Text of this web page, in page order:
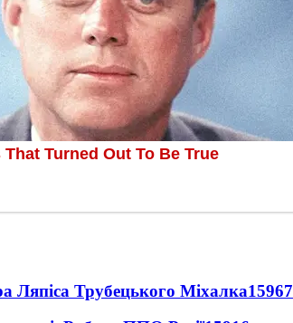
Ляпіса Трубецького Міхалка15967